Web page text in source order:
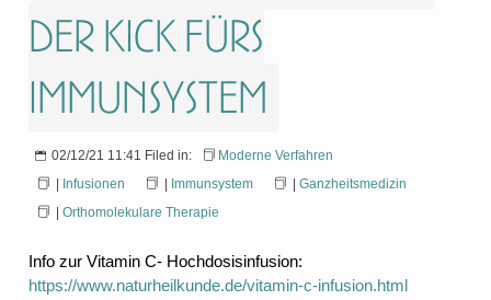
Der Kick fürs
Immunsystem
02/12/21 11:41 Filed in:
Moderne Verfahren
Infusionen Immunsystem
Ganzheitsmedizin
Orthomolekulare Therapie
Info zur Vitamin C- Hochdosisinfusion:
https://www.naturheilkunde.de/vitamin-c-infusion.html